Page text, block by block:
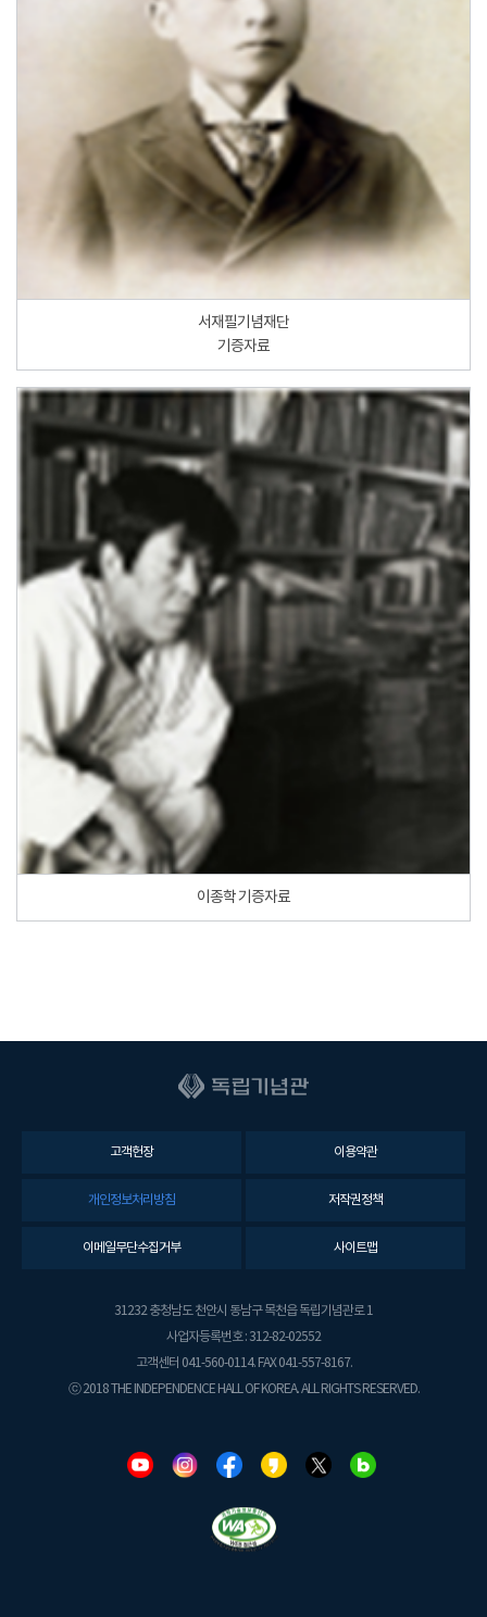
서재필기념재단
기증자료
이종학 기증자료
고객헌장 이용약관
개인정보처리방침 저작권정책
이메일무단수집거부 사이트맵
31232 충청남도 천안시 동남구 목천읍 독립기념관로 1
사업자등록번호 : 312-82-02552
고객센터 041-560-0114. FAX 041-557-8167.
ⓒ 2018 THE INDEPENDENCE HALL OF KOREA. ALL RIGHTS RESERVED.